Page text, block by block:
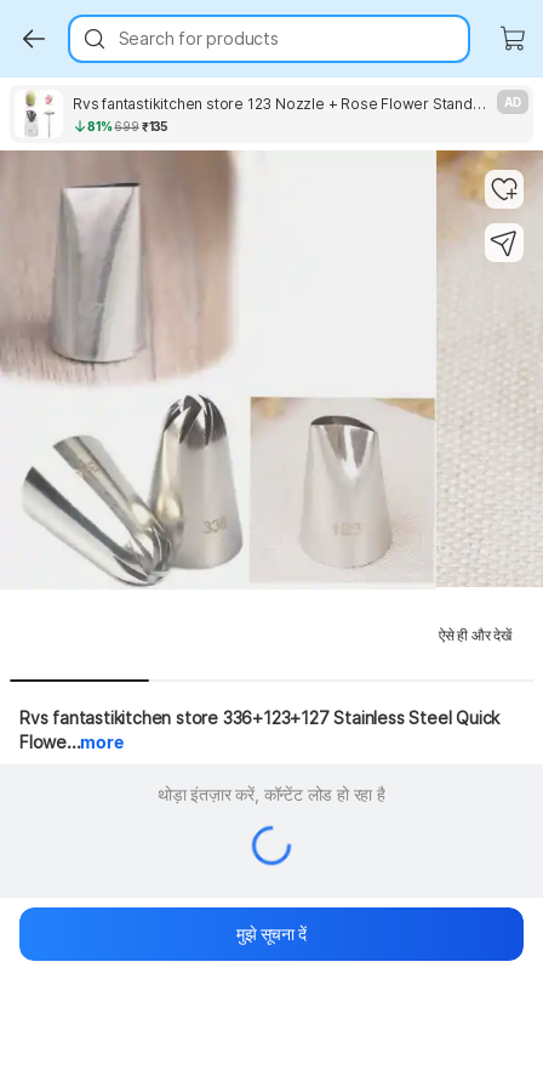
Search for products
Rvs fantastikitchen store 123 Nozzle + Rose Flower Stand (Combo) Stainless Steel Quick Flower Icing Nozzle
81%699₹135
AD
Key Highlights
ऐसे ही और देखें
Rvs fantastikitchen store 336+123+127 Stainless Steel Quick
Flowe...more
थोड़ा इंतज़ार करें, कॉन्टेंट लोड हो रहा है
मुझे सूचना दें